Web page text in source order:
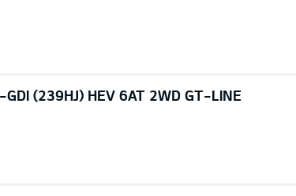
GDI (239HJ) HEV 6AT 2WD GT-LINE